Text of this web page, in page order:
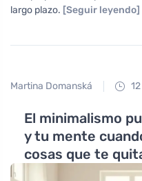
largo plazo. [Seguir leyendo]
Martina Domanská
El minimalismo
y tu mente
cosas que te